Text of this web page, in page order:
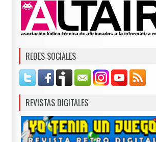
REDES SOCIALES
REVISTAS DIGITALES